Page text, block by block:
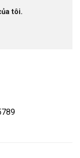
tôi.